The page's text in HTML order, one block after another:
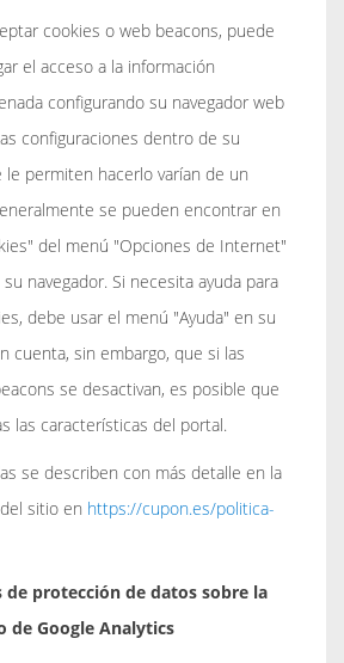
cookies o web beacons, puede
el acceso a la información
configurando su navegador web
configuraciones dentro de su
le permiten hacerlo varían de un
se pueden encontrar en
del menú "Opciones de Internet"
navegador. Si necesita ayuda para
debe usar el menú "Ayuda" en su
cuenta, sin embargo, que si las
se desactivan, es posible que
las características del portal.
se describen con más detalle en la
sitio en https://cupon.es/politica-
de protección de datos sobre la
de Google Analytics